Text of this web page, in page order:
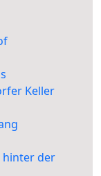
Keller
hinter der